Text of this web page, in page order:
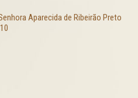
Aparecida de Ribeirão Preto